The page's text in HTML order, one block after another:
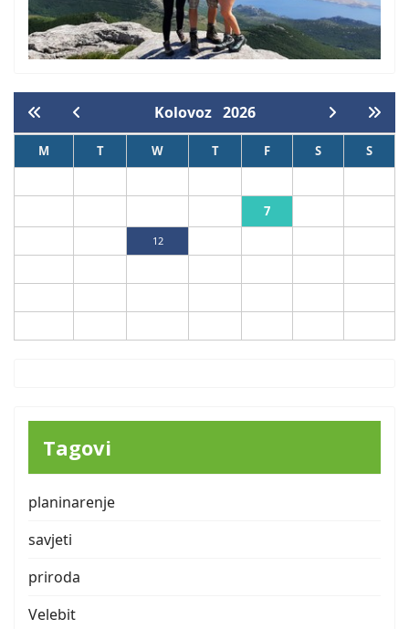
Kolovoz 2026
M T W T F S S
7
12
Tagovi
planinarenje
savjeti
priroda
Velebit